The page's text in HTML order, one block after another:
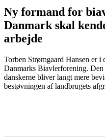
Ny formand for
Danmark skal
arbejde
Torben Strømgaard Hansen er
Danmarks Biavlerforening.
danskerne bliver langt mere
bestøvningen af landbrugets